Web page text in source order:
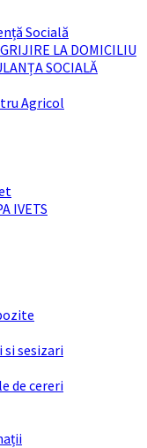
Socială
LA DOMICILIU
SOCIALĂ
Agricol
IVETS
sesizari
de cereri